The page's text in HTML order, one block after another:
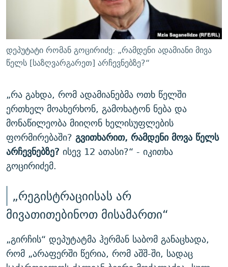
დეპუტატი რომან გოცირიძე: „რამდენი ადამიანი მივა
წელს [საზღვარგარეთ] არჩევნებზე?“
„რა გახდა, რომ ადამიანებმა ოთხ წელში
ერთხელ მოახერხონ, გამოხატონ ნება და
მონაწილეობა მიიღონ ხელისუფლების
ფორმირებაში? გვითხარით, რამდენი მოვა წელს
არჩევნებზე? ისევ 12 ათასი?“ - იკითხა
გოცირიძემ.
„რეგისტრაციისას არ
მივათითებინოთ მისამართი“
„გირჩის“ დეპუტატმა ჰერმან საბომ განაცხადა,
რომ „არაფერში წერია, რომ აშშ-ში, სადაც